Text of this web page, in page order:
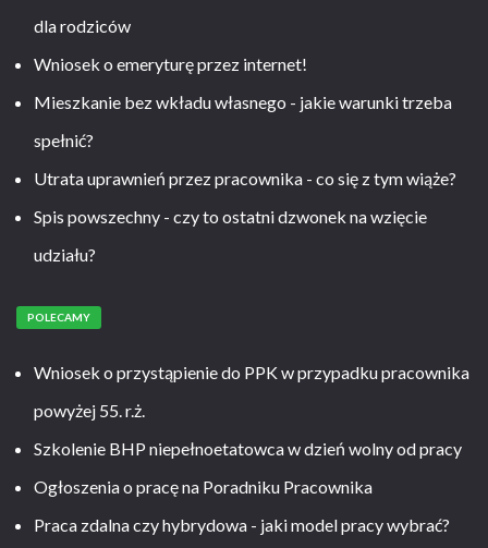
dla rodziców
Wniosek o emeryturę przez internet!
Mieszkanie bez wkładu własnego - jakie warunki trzeba
spełnić?
Utrata uprawnień przez pracownika - co się z tym wiąże?
Spis powszechny - czy to ostatni dzwonek na wzięcie
udziału?
POLECAMY
Wniosek o przystąpienie do PPK w przypadku pracownika
powyżej 55. r.ż.
Szkolenie BHP niepełnoetatowca w dzień wolny od pracy
Ogłoszenia o pracę na Poradniku Pracownika
Praca zdalna czy hybrydowa - jaki model pracy wybrać?